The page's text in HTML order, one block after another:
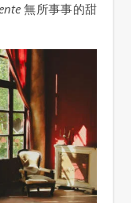
無所事事的甜